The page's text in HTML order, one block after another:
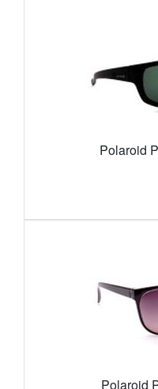
Polaroid
Polaroid